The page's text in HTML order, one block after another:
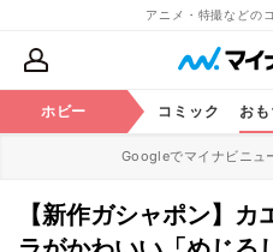
アニメ・特撮などの
ホビー
アニメ コミック お
Googleでマイナビニュ
【新作ガシャポン】